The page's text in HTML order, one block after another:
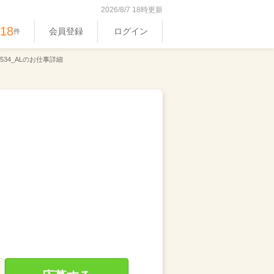
2026/8/7 18時更新
件 会員登録 ログイン
のお仕事詳細